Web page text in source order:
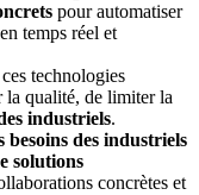
pour automatiser
temps réel et
technologies
la qualité, de limiter la
industriels.
besoins des industriels
solutions
concrètes et